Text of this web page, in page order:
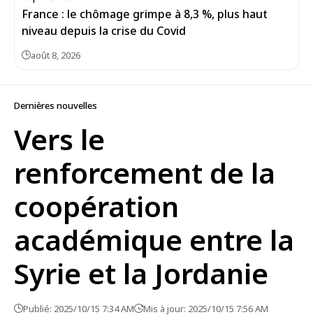
France : le chômage grimpe à 8,3 %, plus haut
niveau depuis la crise du Covid
août 8, 2026
Dernières nouvelles
Vers le
renforcement de la
coopération
académique entre la
Syrie et la Jordanie
Publié: 2025/10/15 7:34 AM Mis à jour: 2025/10/15 7:56 AM